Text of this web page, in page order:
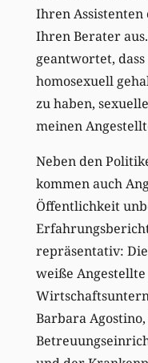
Ihren
Ihren Berater
geantwortet,
homosexuell
zu haben,
meinen
Neben den
kommen auch
Öffentlichkeit
repräsentativ:
weiße Angestellte
Barbara